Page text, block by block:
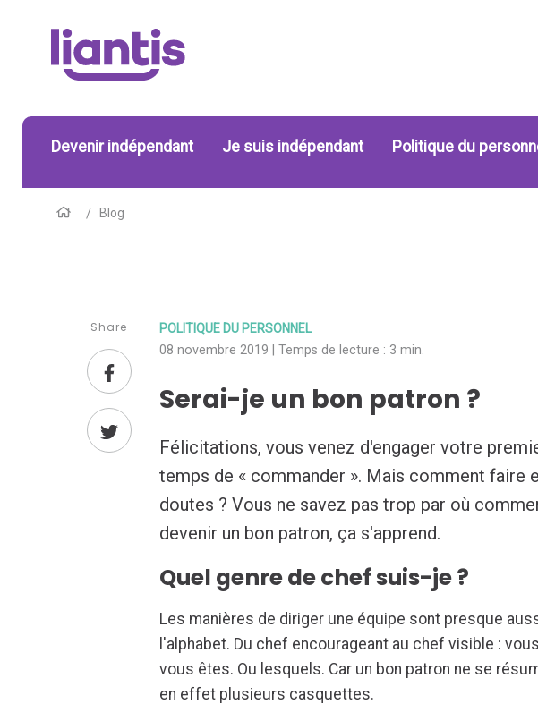
Devenir indépendant Je suis indépendant Politique du
Blog
Share POLITIQUE DU PERSONNEL
08 novembre 2019 | Temps de lecture : 3 min.
Serai-je un bon patron ?
Félicitations, vous venez d'engager votre
temps de « commander ». Mais comment faire
doutes ? Vous ne savez pas trop par où
devenir un bon patron, ça s'apprend.
Quel genre de chef suis-je ?
Les manières de diriger une équipe sont presque
l'alphabet. Du chef encourageant au chef visible :
vous êtes. Ou lesquels. Car un bon patron ne se
en effet plusieurs casquettes.